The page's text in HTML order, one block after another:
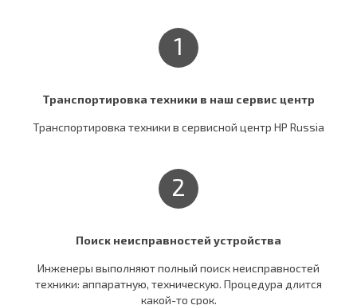
1
Транспортировка техники в наш сервис центр
Транспортировка техники в сервисной центр HP Russia
2
Поиск неисправностей устройства
Инженеры выполняют полный поиск неисправностей
техники: аппаратную, техническую. Процедура длится
какой-то срок.